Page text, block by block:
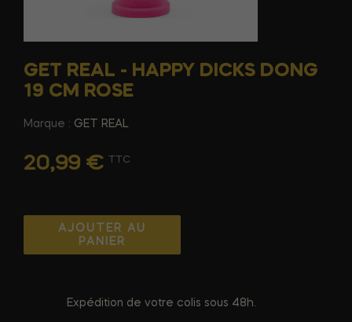
GET REAL - HAPPY DICKS DONG
19 CM ROSE
Marque : GET REAL
20,99 € TTC
AJOUTER AU
PANIER
Expédition de votre colis sous 48h.